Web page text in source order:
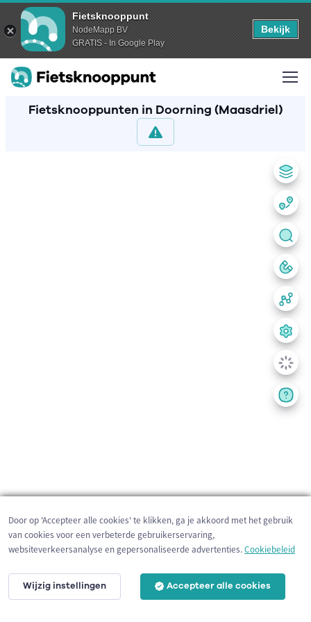
Fietsknooppunt
NodeMapp BV
GRATIS - In Google Play
Bekijk
Fietsknooppunten in Doorning (Maasdriel)
200 m
Door op 'Accepteer alle cookies' te klikken, ga je akkoord met het gebruik
van cookies voor een verbeterde gebruikerservaring,
websiteverkeersanalyse en gepersonaliseerde advertenties.Cookiebeleid
Wijzig instellingen Accepteer alle cookies